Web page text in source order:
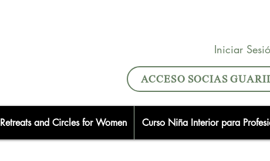
Iniciar
ACCESO SOCIAS
Retreats and Circles for Women Curso Niña Interior para